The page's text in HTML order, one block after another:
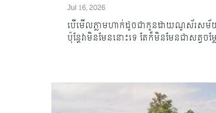
Jul 16, 2026
បើមើលភ្លាមហាក់ដូចជាកូនដាយណូស័រសម័
ប៉ុន្តែវាមិនមែននោះទេ តែក៏មិនមែនជាសត្វចម្ល